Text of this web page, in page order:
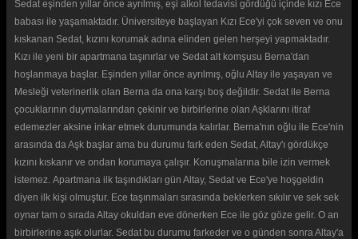
Sedat eşinden yıllar önce ayrılmış, eşi alkol tedavisi gördüğü içinde kızı Ece
babası ile yaşamaktadır. Üniversiteye başlayan Kızı Ece'yi çok seven ve onu
kıskanan Sedat, kızını korumak adına elinden gelen herşeyi yapmaktadır.
Kızı ile yeni bir apartmana taşınırlar ve Sedat alt komşusu Berna'dan
hoşlanmaya başlar. Eşinden yıllar önce ayrılmış, oğlu Altay ile yaşayan ve
Mesleği veterinerlik olan Berna da ona karşı boş değildir. Sedat ile Berna
çocuklarının duymalarından çekinir ve birbirlerine olan Aşklarını itiraf
edemezler aksine inkar etmek durumunda kalırlar. Berna'nın oğlu ile Ece'nin
arasında da Aşk başlar ama bu durumu fark eden Sedat, Altay'ı gördükçe
kızını kıskanır ve ondan korumaya çalışır. Konuşmalarına bile izin vermek
istemez. Apartmana ilk taşındıkları gün Altay, Sedat ve Ece'ye hoşgeldin
diyen ilk kişi olmuştur. Ece taşınmaları sırasında beklerken sıkılır ve sek sek
oynar tam o sırada Altay okuldan eve dönerken Ece ile göz göze gelir. O an
birbirlerine aşık olurlar. Sedat bu durumu farkeder ve o günden sonra Altay'a